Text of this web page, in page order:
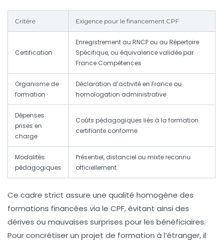
Critère Exigence pour le financement CPF
Certification
Enregistrement au RNCP ou au Répertoire
Spécifique, ou équivalence validée par
France Compétences
Organisme de
formation
Déclaration d’activité en France ou
homologation administrative
Dépenses
prises en
charge
Coûts pédagogiques liés à la formation
certifiante conforme
Modalités
pédagogiques
Présentiel, distanciel ou mixte reconnu
officiellement
Ce cadre strict assure une qualité homogène des
formations financées via le CPF, évitant ainsi des
dérives ou mauvaises surprises pour les bénéficiaires.
Pour concrétiser un projet de formation à l’étranger, il